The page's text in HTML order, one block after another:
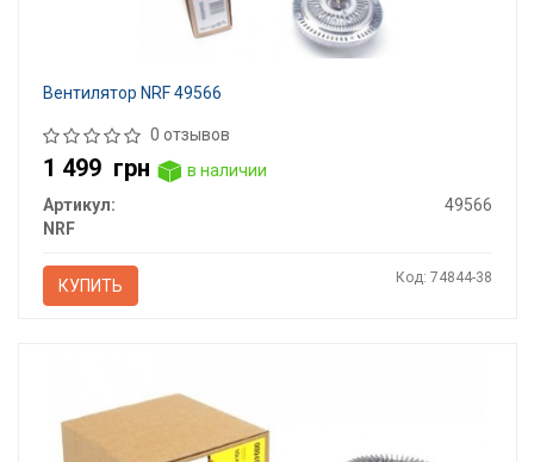
Вентилятор NRF 49566
0 отзывов
1 499 грн
в наличии
Артикул:
49566
NRF
КУПИТЬ Код: 74844-38